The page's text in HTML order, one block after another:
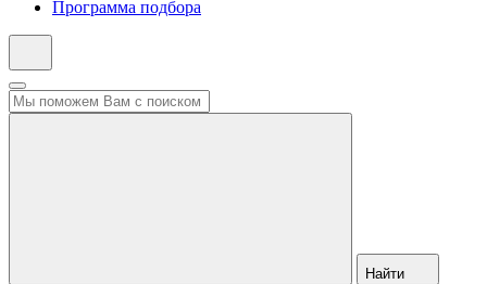
Программа подбора
Найти